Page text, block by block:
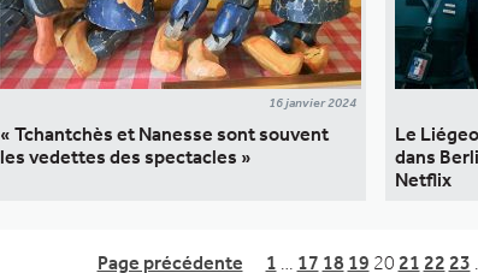
16 janvier 2024
« Tchantchès et Nanesse sont souvent
les vedettes des spectacles »
Le
dans
Netflix
Page précédente 1 … 17 18 19 20 21 22 23